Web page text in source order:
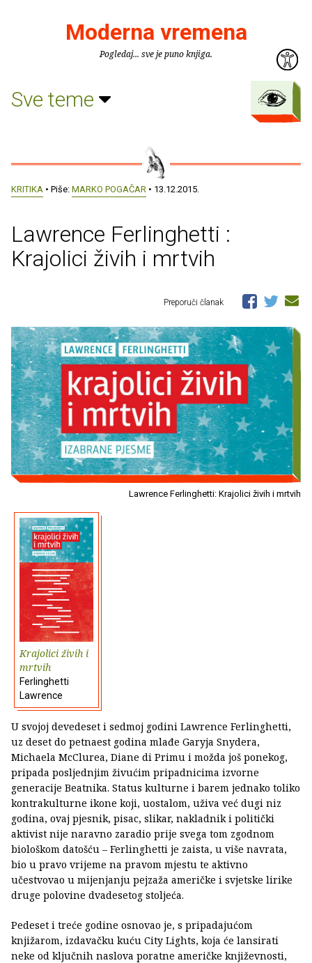
Moderna vremena
Pogledaj... sve je puno knjiga.
Sve teme
KRITIKA • Piše: MARKO POGAČAR • 13.12.2015.
Lawrence Ferlinghetti :
Krajolici živih i mrtvih
Preporuči članak
Lawrence Ferlinghetti: Krajolici živih i mrtvih
Krajolici živih i
mrtvih
Ferlinghetti
Lawrence
U svojoj devedeset i sedmoj godini Lawrence Ferlinghetti,
uz deset do petnaest godina mlađe Garyja Snydera,
Michaela McClurea, Diane di Primu i možda još ponekog,
pripada posljednjim živućim pripadnicima izvorne
generacije Beatnika. Status kulturne i barem jednako toliko
kontrakulturne ikone koji, uostalom, uživa već dugi niz
godina, ovaj pjesnik, pisac, slikar, nakladnik i politički
aktivist nije naravno zaradio prije svega tom zgodnom
biološkom datošću – Ferlinghetti je zaista, u više navrata,
bio u pravo vrijeme na pravom mjestu te aktivno
učestvovao u mijenjanju pejzaža američke i svjetske lirike
druge polovine dvadesetog stoljeća.
Pedeset i treće godine osnovao je, s pripadajućom
knjižarom, izdavačku kuću City Lights, koja će lansirati
neke od ključnih naslova poratne američke književnosti,